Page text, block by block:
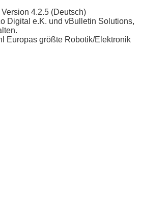
Version 4.2.5 (Deutsch)
Digital e.K. und vBulletin Solutions,
Europas größte Robotik/Elektronik